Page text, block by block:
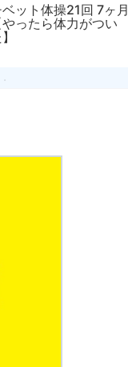
ット体操21回 7ヶ月
やったら体力がつい